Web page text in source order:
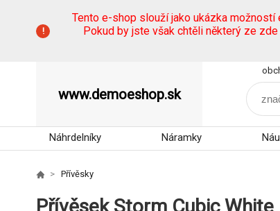
Tento e-shop slouží jako ukázka možností
Pokud by jste však chtěli některý ze
www.demoeshop.sk
Náhrdelníky Náramky
Přívěsky